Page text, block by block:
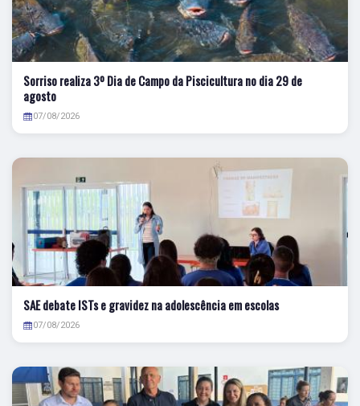
Sorriso realiza 3º Dia de Campo da Piscicultura no dia 29 de
agosto
07/08/2026
SAE debate ISTs e gravidez na adolescência em escolas
07/08/2026